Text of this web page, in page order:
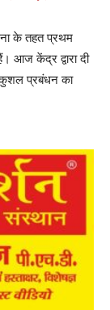
के तहत प्रथम
आज केंद्र द्वारा दी
कुशल प्रबंधन का